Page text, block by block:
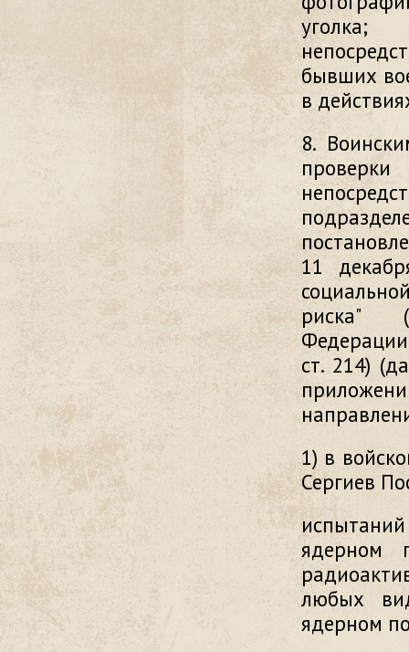
бывших
в
8.
11
риска"
ст. 214)
1) в
Сергиев
ядерном
любых
ядерном